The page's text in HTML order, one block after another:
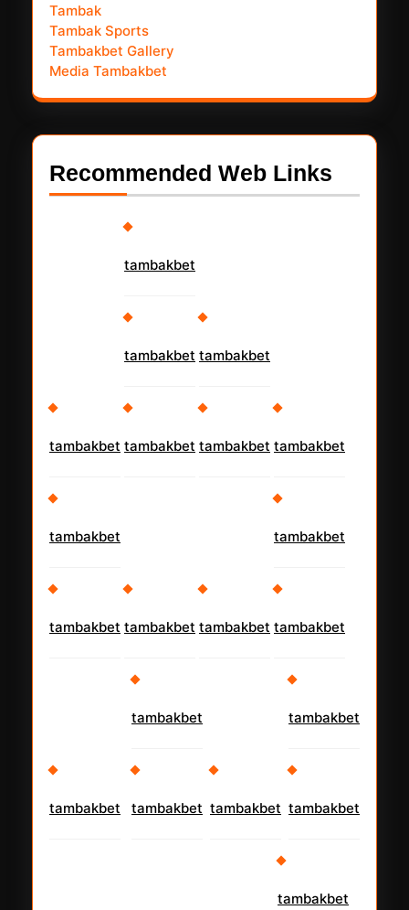
Tambak
Tambak Sports
Tambakbet Gallery
Media Tambakbet
Recommended Web Links
tambakbet
tambakbet
tambakbet
tambakbet
tambakbet
tambakbet tambakbet
tambakbet
tambakbet tambakbet tambakbet
tambakbet
tambakbet
tambakbet
tambakbet
tambakbet tambakbet
tambakbet
tambakbet
tambakbet